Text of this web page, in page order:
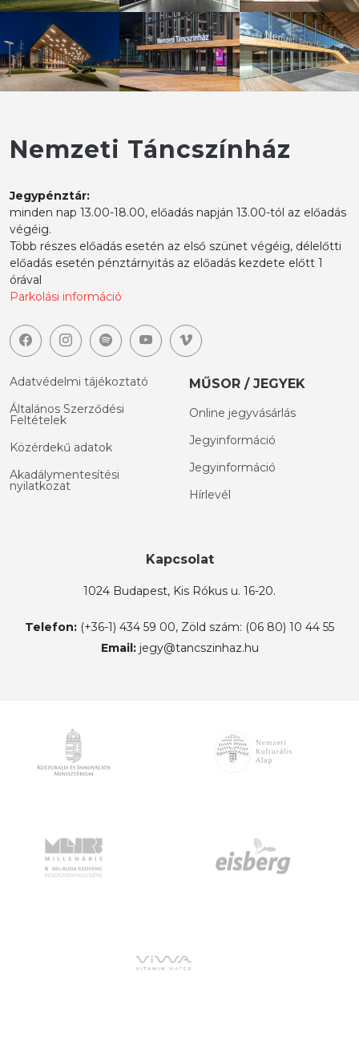
Nemzeti Táncszínház
Jegypénztár:
minden nap 13.00-18.00, előadás napján 13.00-tól az előadás
végéig.
Több részes előadás esetén az első szünet végéig, délelőtti
előadás esetén pénztárnyitás az előadás kezdete előtt 1
órával
Parkolási információ
Adatvédelmi tájékoztató
Általános Szerződési
Feltételek
Közérdekű adatok
Akadálymentesítési
nyilatkozat
MŰSOR / JEGYEK
Online jegyvásárlás
Jegyinformáció
Jegyinformáció
Hírlevél
Kapcsolat
1024 Budapest, Kis Rókus u. 16-20.
Telefon: (+36-1) 434 59 00, Zöld szám: (06 80) 10 44 55
Email: jegy@tancszinhaz.hu